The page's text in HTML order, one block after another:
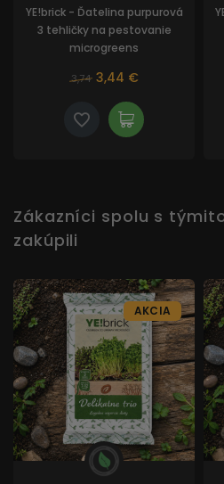
YE!brick - Ďatelina purpurová
3 tehličky na pestovanie
microgreens
3,74 3,44 €
Zákazníci spolu s
zakúpili
AKCIA